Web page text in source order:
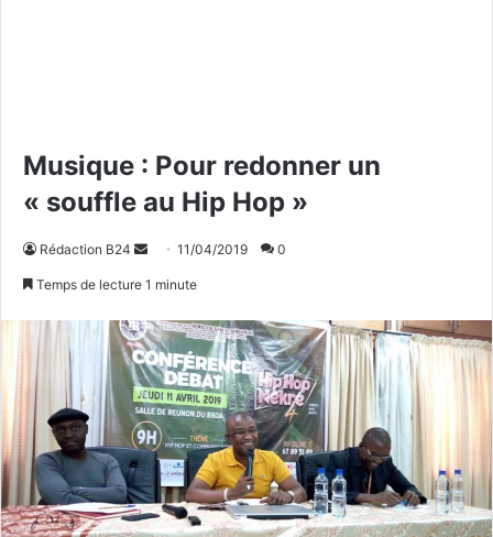
Musique : Pour redonner un
« souffle au Hip Hop »
Rédaction B24
o
y
e
r
u
c
o
11/04/2019 0
Temps de lecture 1 minute